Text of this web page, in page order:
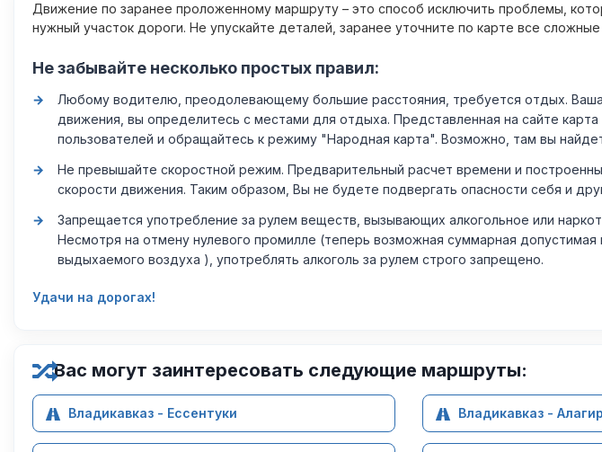
Движение по заранее проложенному маршруту – это способ исключить проблемы,
нужный участок дороги. Не упускайте деталей, заранее уточните по карте все
Не забывайте несколько простых правил:
Любому водителю, преодолевающему большие расстояния, требуется отдых.
движения, вы определитесь с местами для отдыха. Представленная на сайте
пользователей и обращайтесь к режиму "Народная карта". Возможно, там вы
Не превышайте скоростной режим. Предварительный расчет времени и
скорости движения. Таким образом, Вы не будете подвергать опасности себя и
Запрещается употребление за рулем веществ, вызывающих алкогольное или
Несмотря на отмену нулевого промилле (теперь возможная суммарная допустимая
выдыхаемого воздуха ), употреблять алкоголь за рулем строго запрещено.
Удачи на дорогах!
Вас могут заинтересовать следующие маршруты:
Владикавказ - Ессентуки Владикавказ - Алагир